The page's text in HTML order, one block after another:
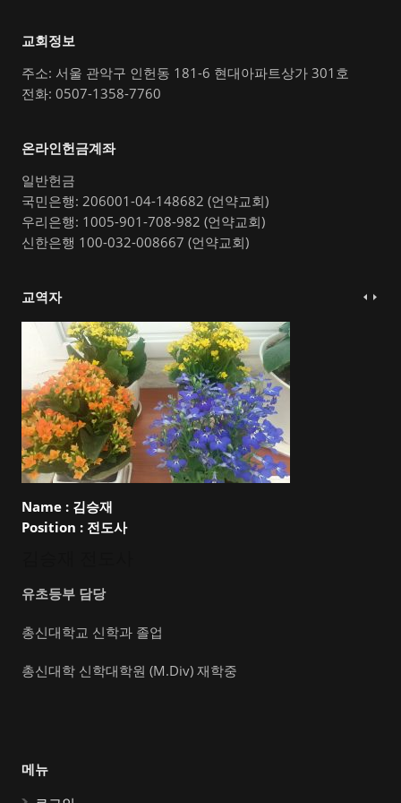
교회정보
주소: 서울 관악구 인헌동 181-6 현대아파트상가 301호
전화: 0507-1358-7760
온라인헌금계좌
일반헌금
국민은행: 206001-04-148682 (언약교회)
우리은행: 1005-901-708-982 (언약교회)
신한은행 100-032-008667 (언약교회)
교역자
Name : 김승재
Position : 전도사
유초등부 담당
총신대학교 신학과 졸업
총신대학 신학대학원 (M.Div) 재학중
메뉴